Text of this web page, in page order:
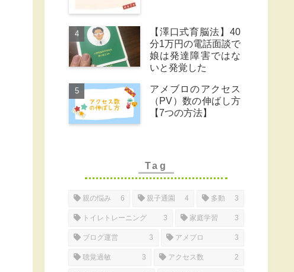
【澤口式育脳法】40
分1万円の電話面談で
娘は発達障害ではな
いと発覚した
アメブロのアクセス
（PV）数の伸ばし方
【7つの方法】
Tag
親の悩み 6 親子通園 4 多動 3
トイレトレーニング 3 家庭学習 3
ブログ運営 3 アメブロ 3
聴覚過敏 3 アクセス数 2